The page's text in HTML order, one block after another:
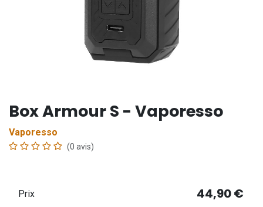
Box Armour S - Vaporesso
Vaporesso
(0 avis)
Prix 44,90€